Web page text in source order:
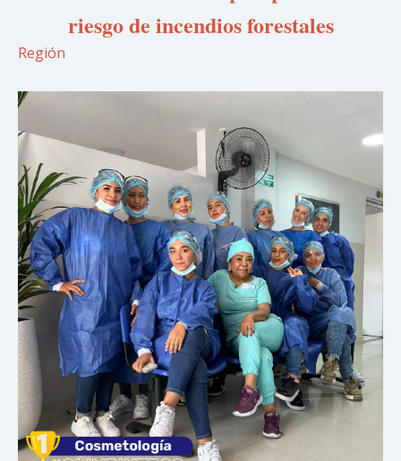
riesgo de incendios forestales
Región